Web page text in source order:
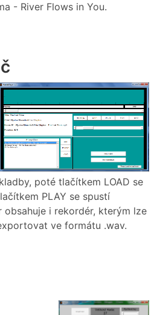
- River Flows in You.
poté tlačítkem LOAD se
PLAY se spustí
obsahuje i rekordér, kterým lze
ve formátu .wav.